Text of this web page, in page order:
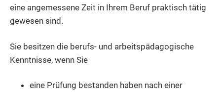
eine angemessene Zeit in Ihrem Beruf praktisch tätig
gewesen sind.
Sie besitzen die berufs- und arbeitspädagogische
Kenntnisse, wenn Sie
eine Prüfung bestanden haben nach einer